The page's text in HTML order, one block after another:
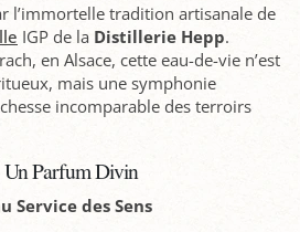
l’immortelle tradition artisanale de
IGP de la Distillerie Hepp.
en Alsace, cette eau-de-vie n’est
mais une symphonie
incomparable des terroirs
Un Parfum Divin
Service des Sens